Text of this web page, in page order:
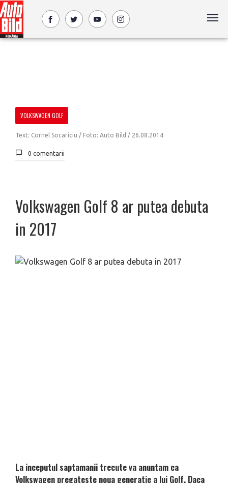
VOLKSWAGEN GOLF
Text: Cornel Socariciu / Foto: Auto Bild / 26.08.2014
0 comentarii
Volkswagen Golf 8 ar putea debuta
in 2017
La inceputul saptamanii trecute va anuntam ca
Volkswagen pregateste noua generatie a lui Golf. Daca